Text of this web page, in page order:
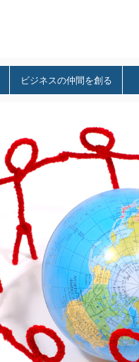
ビジネスの仲間を創る